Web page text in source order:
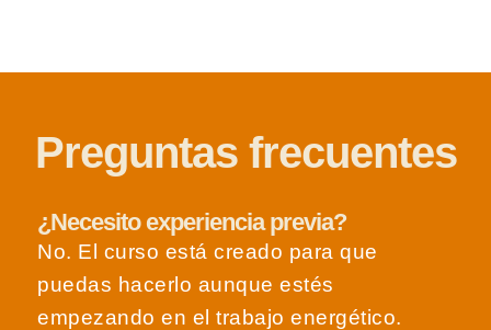
Preguntas frecuentes
¿Necesito experiencia previa?
No. El curso está creado para que
puedas hacerlo aunque estés
empezando en el trabajo energético.